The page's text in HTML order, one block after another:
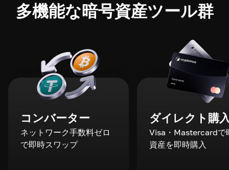
多機能な暗号資産ツール群
コンバーター
ネットワーク手数料ゼロ
で即時スワップ
ダイレクト購
Visa・Mastercardで
資産を即時購入